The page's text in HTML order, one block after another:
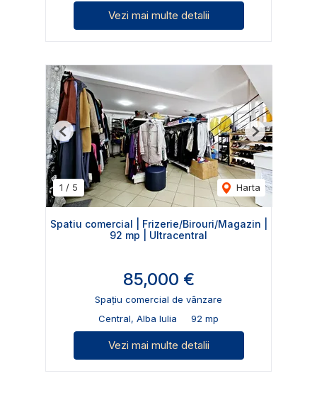
Vezi mai multe detalii
1 / 5 Harta
Previous Next
Spatiu comercial | Frizerie/Birouri/Magazin |
92 mp | Ultracentral
85,000 €
Spațiu comercial de vânzare
Central, Alba Iulia
92 mp
Vezi mai multe detalii